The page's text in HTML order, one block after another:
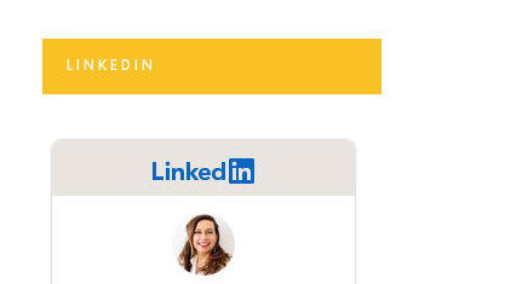
LINKEDIN